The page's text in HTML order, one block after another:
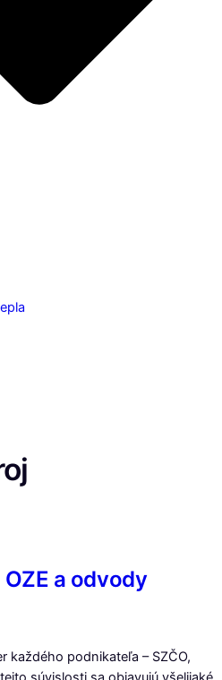
a odvody
každého podnikateľa – SZČO,